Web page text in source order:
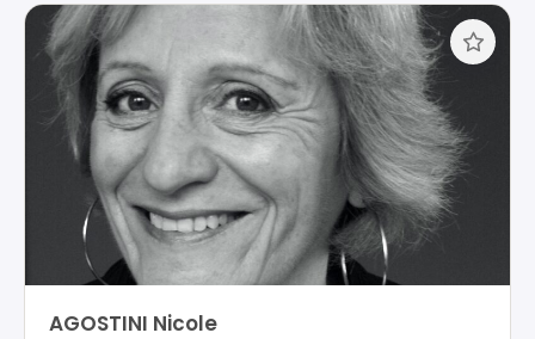
AGOSTINI Nicole